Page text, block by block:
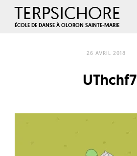
contentTERPSICHORE
ÉCOLE DE DANSE À OLORON SAINTE-MARIE
26 AVRIL 2018
UThchf7